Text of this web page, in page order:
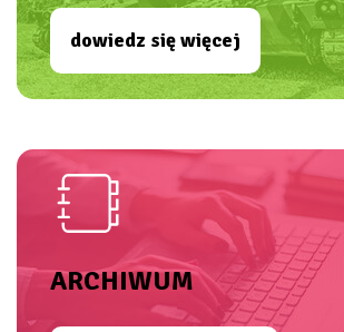
dowiedz się więcej
ARCHIWUM